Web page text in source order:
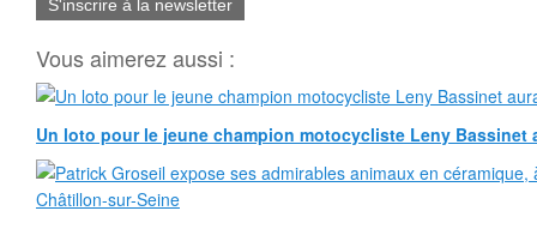
S'inscrire à la newsletter
Vous aimerez aussi :
Un loto pour le jeune champion motocycliste Leny Bassinet